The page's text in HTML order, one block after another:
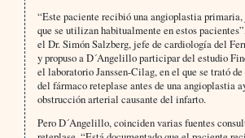
“Este paciente recibió una angioplastia primaria,
que se utilizan habitualmente en estos
el Dr. Simón Salzberg, jefe de cardiología del
y propuso a D´Angelillo participar del estudio
el laboratorio Janssen-Cilag, en el que se trató
del fármaco reteplase antes de una angioplastia
obstrucción arterial causante del infarto.
Pero D´Angelillo, coinciden varias fuentes